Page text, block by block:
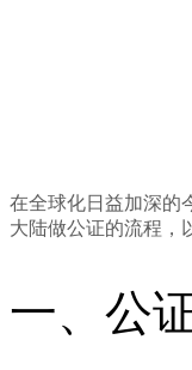
在全球化日益加深的
大陆做公证的流程，
一、公